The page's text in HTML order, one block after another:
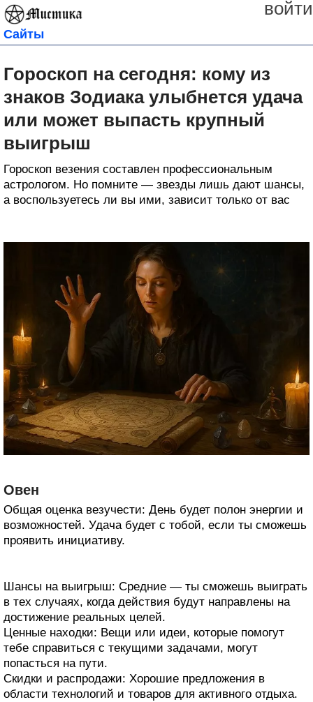
войти
Сайты
Гороскоп на сегодня: кому из
знаков Зодиака улыбнется удача
или может выпасть крупный
выигрыш
Гороскоп везения составлен профессиональным
астрологом. Но помните — звезды лишь дают шансы,
а воспользуетесь ли вы ими, зависит только от вас
Овен
Общая оценка везучести: День будет полон энергии и
возможностей. Удача будет с тобой, если ты сможешь
проявить инициативу.
Шансы на выигрыш: Средние — ты сможешь выиграть
в тех случаях, когда действия будут направлены на
достижение реальных целей.
Ценные находки: Вещи или идеи, которые помогут
тебе справиться с текущими задачами, могут
попасться на пути.
Скидки и распродажи: Хорошие предложения в
области технологий и товаров для активного отдыха.